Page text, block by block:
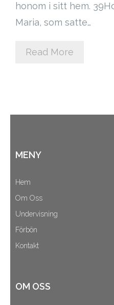
Donera
Cart (0
honom i sitt hem.
Maria, som satte…
Read More
MENY
Hem
Om Oss
Undervisning
Förbön
Kontakt
OM OSS